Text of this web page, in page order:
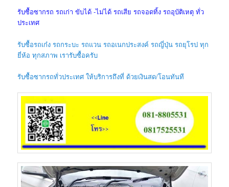
รับซื้อซากรถ รถเก่า ขับได้ -ไม่ได้ รถเสีย รถจอดทิ้ง รถอุบัติเหตุ ทั่ว
ประเทศ
รับซื้อรถเก๋ง รถกระบะ รถแวน รถอเนกประสงค์ รถญี่ปุ่น รถยุโรป ทุก
ยี่ห้อ ทุกสภาพ เรารับซื้อครับ
รับซื้อซากรถทั่วประเทศ ให้บริการถึงที่ ด้วยเงินสด/โอนทันที